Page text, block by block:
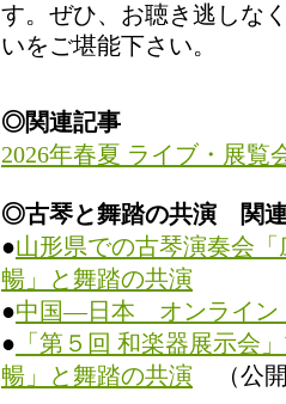
す。ぜひ、お聴き逃しな
いをご堪能下さい。
◎関連記事
2026年春夏 ライブ・展覧
◎古琴と舞踏の共演 関
●山形県での古琴演奏会
暢」と舞踏の共演
●中国―日本 オンライン
● 「第５回 和楽器展示
暢」と舞踏の共演 （公